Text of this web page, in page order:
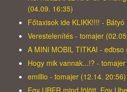
(04.09. 16:35)
Főtaxisok ide KLIKK!!!! -
Verestelenítés - tomajer
A MINI MOBIL TITKAI - edbso
Hogy mik vannak...!? -
emillio - tomajer (12.14. 20:56)